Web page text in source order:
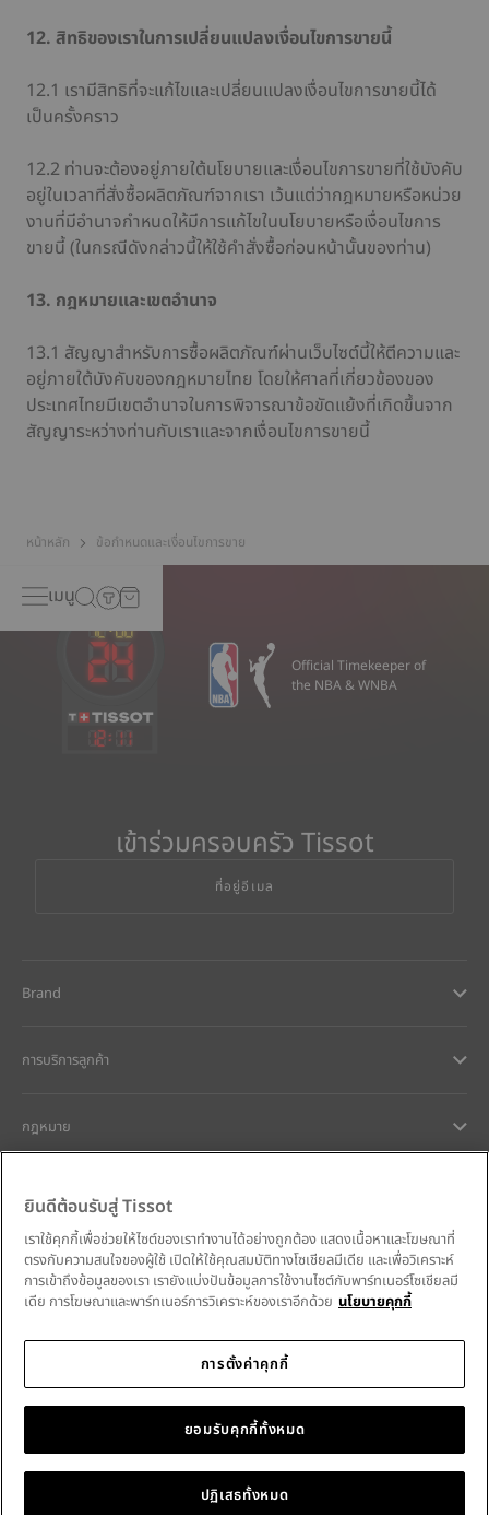
12. สิทธิของเราในการเปลี่ยนแปลงเงื่อนไขการขายนี้
12.1 เรามีสิทธิที่จะแก้ไขและเปลี่ยนแปลงเงื่อนไขการขายนี้ได้
เป็นครั้งคราว
12.2 ท่านจะต้องอยู่ภายใต้นโยบายและเงื่อนไขการขายที่ใช้บังคับ
อยู่ในเวลาที่สั่งซื้อผลิตภัณฑ์จากเรา เว้นแต่ว่ากฎหมายหรือหน่วย
งานที่มีอำนาจกำหนดให้มีการแก้ไขในนโยบายหรือเงื่อนไขการ
ขายนี้ (ในกรณีดังกล่าวนี้ให้ใช้คำสั่งซื้อก่อนหน้านั้นของท่าน)
13. กฎหมายและเขตอำนาจ
13.1 สัญญาสำหรับการซื้อผลิตภัณฑ์ผ่านเว็บไซต์นี้ให้ตีความและ
อยู่ภายใต้บังคับของกฎหมายไทย โดยให้ศาลที่เกี่ยวข้องของ
ประเทศไทยมีเขตอำนาจในการพิจารณาข้อขัดแย้งที่เกิดขึ้นจาก
สัญญาระหว่างท่านกับเราและจากเงื่อนไขการขายนี้
หน้าหลัก ข้อกำหนดและเงื่อนไขการขาย
เมนู
12: 11
Official Timekeeper of
the NBA & WNBA
เข้าร่วมครอบครัว Tissot
ที่อยู่อีเมล
Brand
การบริการลูกค้า
กฎหมาย
การช่วยเหลือและติดต่อ
ความมุ่งมั่นของเรา
ติดตามเราบนโซเชียลมีเดีย
เลือกประเทศ
ยินดีต้อนรับสู่ Tissot
เราใช้คุกกี้เพื่อช่วยให้ไซต์ของเราทำงานได้อย่างถูกต้อง แสดงเนื้อหาและโฆษณาที่
ตรงกับความสนใจของผู้ใช้ เปิดให้ใช้คุณสมบัติทางโซเชียลมีเดีย และเพื่อวิเคราะห์
การเข้าถึงข้อมูลของเรา เรายังแบ่งปันข้อมูลการใช้งานไซต์กับพาร์ทเนอร์โซเชียลมี
เดีย การโฆษณาและพาร์ทเนอร์การวิเคราะห์ของเราอีกด้วย นโยบายคุกกี้
การตั้งค่าคุกกี้
ปฏิเสธทั้งหมด
ยอมรับคุกกี้ทั้งหมด